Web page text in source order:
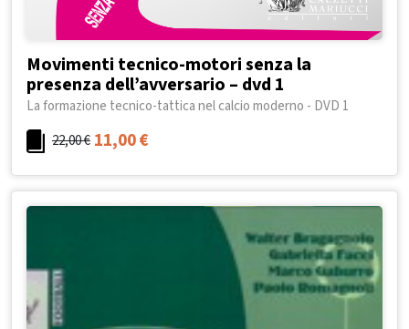
Movimenti tecnico-motori senza la
presenza dell’avversario – dvd 1
La formazione tecnico-tattica nel calcio moderno - DVD 1
22,00€ 11,00€